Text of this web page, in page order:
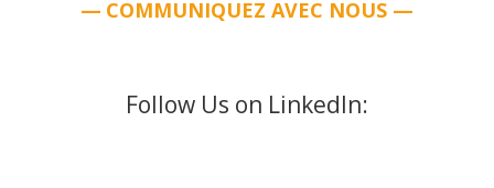
— COMMUNIQUEZ AVEC NOUS —
Follow Us on LinkedIn: